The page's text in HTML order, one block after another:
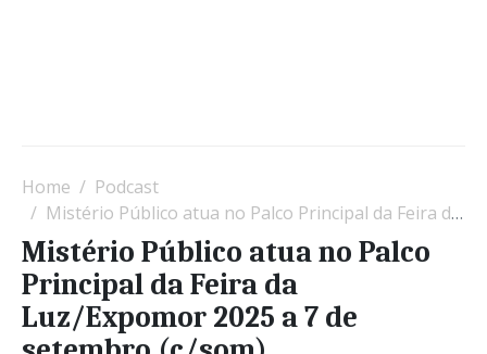
Home
Podcast
Mistério Público atua no Palco Principal da Feira da Luz/Expomor 2025 a 7 de setembro (c/som)
Mistério Público atua no Palco
Principal da Feira da
Luz/Expomor 2025 a 7 de